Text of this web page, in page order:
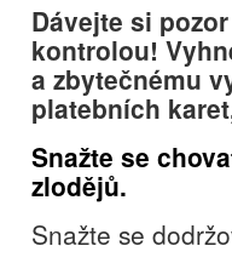
Dávejte si
kontrolou!
a zbytečnému
platebních
Snažte se
zlodějů.
Snažte se